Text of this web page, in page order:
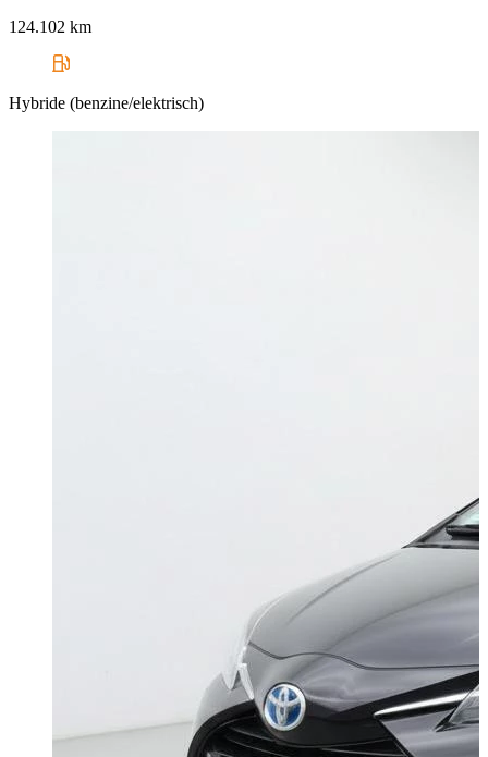
124.102 km
Hybride (benzine/elektrisch)